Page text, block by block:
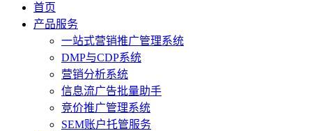
首页
产品服务
一站式营销推广管理系统
DMP与CDP系统
营销分析系统
信息流广告批量助手
竞价推广管理系统
SEM账户托管服务